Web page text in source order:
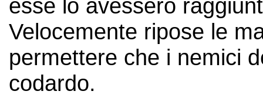
esse lo avessero
Velocemente ripose le
permettere che i nemici
codardo.